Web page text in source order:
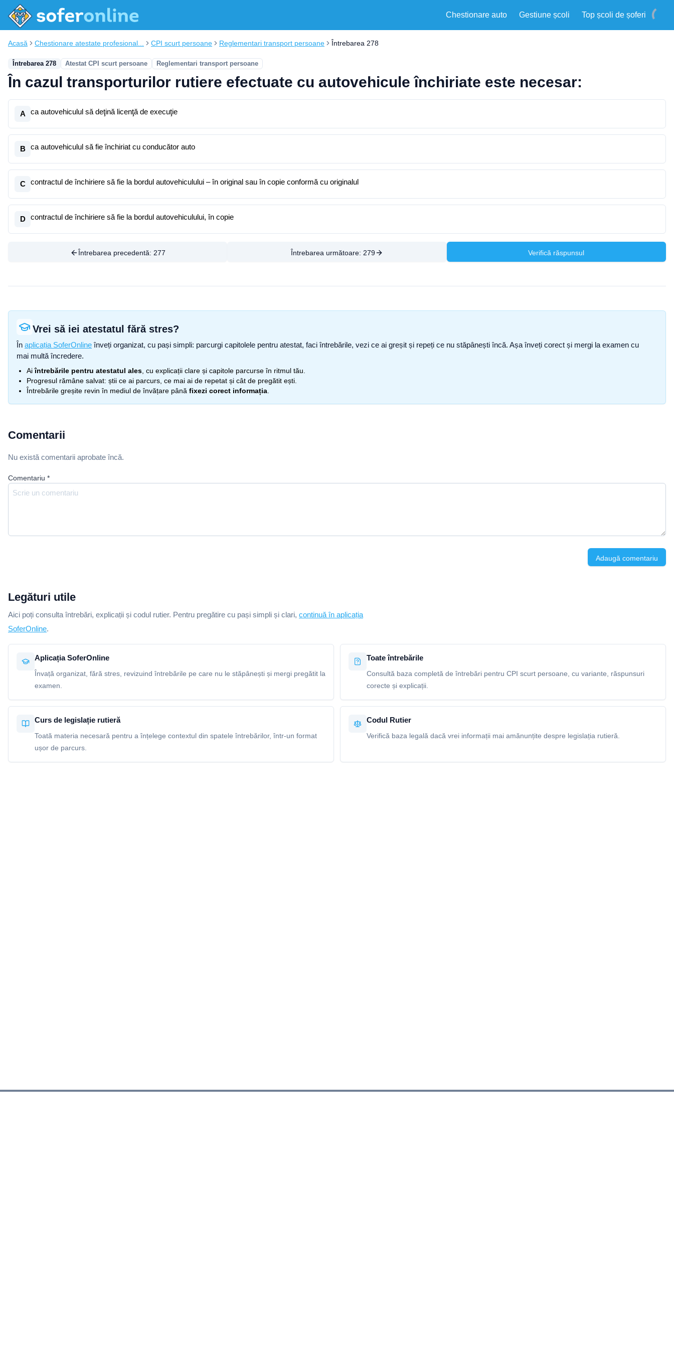
Chestionare auto Gestiune școli Top școli de șoferi
Acasă Chestionare atestate profesional... CPI scurt persoane Reglementari transport persoane Întrebarea 278
Întrebarea 278 Atestat CPI scurt persoane Reglementari transport persoane
În cazul transporturilor rutiere efectuate cu autovehicule închiriate este necesar:
A ca autovehiculul să deţină licenţă de execuţie
B ca autovehiculul să fie închiriat cu conducător auto
C contractul de închiriere să fie la bordul autovehiculului – în original sau în copie conformă cu originalul
D contractul de închiriere să fie la bordul autovehiculului, în copie
Întrebarea precedentă: 277 Întrebarea următoare: 279 Verifică răspunsul
Vrei să iei atestatul fără stres?
În aplicația SoferOnline înveți organizat, cu pași simpli: parcurgi capitolele pentru atestat, faci întrebările, vezi ce ai greșit și repeți ce nu stăpânești încă. Așa înveți corect și mergi la examen cu
mai multă încredere.
Aiîntrebările pentru atestatul ales , cu explicații clare și capitole parcurse în ritmul tău.
Progresul rămâne salvat: știi ce ai parcurs, ce mai ai de repetat și cât de pregătit ești.
Întrebările greșite revin în mediul de învățare până fixezi corect informația
Comentarii
Nu există comentarii aprobate încă.
Comentariu *
Adaugă comentariu
Legături utile
Aici poți consulta întrebări, explicații și codul rutier. Pentru pregătire cu pași simpli și clari, continuă în aplicația
SoferOnline.
Aplicația SoferOnline
Învață organizat, fără stres, revizuind întrebările pe care nu le stăpânești și mergi pregătit la
examen.
Toate întrebările
Consultă baza completă de întrebări pentru CPI scurt persoane, cu variante, răspunsuri
corecte și explicații.
Curs de legislație rutieră
Toată materia necesară pentru a înțelege contextul din spatele întrebărilor, într-un format
ușor de parcurs.
Codul Rutier
Verifică baza legală dacă vrei informații mai amănunțite despre legislația rutieră.